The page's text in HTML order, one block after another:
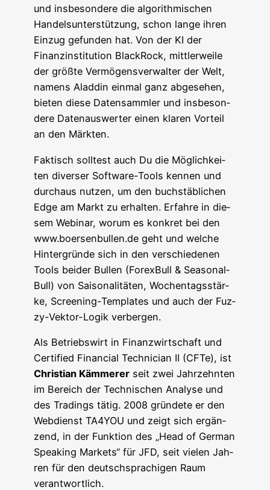
und ins­be­son­de­re die algo­rith­mi­schen
Han­dels­un­ter­stüt­zung, schon lan­ge ihren
Ein­zug gefun­den hat. Von der KI der
Finanz­in­sti­tu­ti­on Black­Rock, mitt­ler­wei­le
der größ­te Ver­mö­gens­ver­wal­ter der Welt,
namens Alad­din ein­mal ganz abge­se­hen,
bie­ten die­se Daten­samm­ler und ins­be­son­
de­re Daten­aus­wer­ter einen kla­ren Vor­teil
an den Märkten.
Fak­tisch soll­test auch Du die Mög­lich­kei­
ten diver­ser Soft­ware-Tools ken­nen und
durch­aus nut­zen, um den buch­stäb­li­chen
Edge am Markt zu erhal­ten. Erfah­re in die­
sem Web­i­nar, wor­um es kon­kret bei den
www.boersenbullen.de geht und wel­che
Hin­ter­grün­de sich in den ver­schie­de­nen
Tools bei­der Bul­len (For­ex­Bull & Sea­so­nal­
Bull) von Sai­so­na­li­tä­ten, Wochen­tags­stär­
ke, Scree­ning-Tem­pla­tes und auch der Fuz­
zy-Vek­tor-Logik verbergen.
Als Betriebs­wirt in Finanz­wirt­schaft und
Cer­ti­fied Finan­cial Tech­ni­ci­an II (CFTe), ist
Chris­ti­an Käm­me­rer seit zwei Jahr­zehn­ten
im Bereich der Tech­ni­schen Ana­ly­se und
des Tra­dings tätig. 2008 grün­de­te er den
Web­dienst TA4YOU und zeigt sich ergän­
zend, in der Funk­ti­on des „Head of Ger­man
Spea­king Mar­kets“ für JFD, seit vie­len Jah­
ren für den deutsch­spra­chi­gen Raum
verantwortlich.